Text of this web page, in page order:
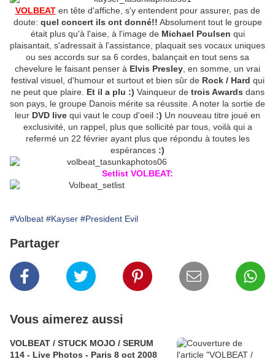
VOLBEATen tête d'affiche, s'y entendent pour assurer, pas de
doute: quel concert ils ont donné!! Absolument tout le groupe
était plus qu'à l'aise, à l'image de Michael Poulsen qui
plaisantait, s'adressait à l'assistance, plaquait ses vocaux uniques
ou ses accords sur sa 6 cordes, balançait en tout sens sa
chevelure le faisant penser à Elvis Presley , en somme, un vrai
festival visuel, d'humour et surtout et bien sûr deRock / Hard qui
ne peut que plaire. Et il a plu :) Vainqueur de trois Awards dans
son pays, le groupe Danois mérite sa réussite. A noter la sortie de
leur DVD live qui vaut le coup d'oeil :) Un nouveau titre joué en
exclusivité, un rappel, plus que sollicité par tous, voilà qui a
refermé un 22 février ayant plus que répondu à toutes les
espérances :)
Setlist VOLBEAT:
#Volbeat #Kayser #President Evil
Partager
Vous aimerez aussi
VOLBEAT / STUCK MOJO / SERUM
114 - Live Photos - Paris 8 oct 2008